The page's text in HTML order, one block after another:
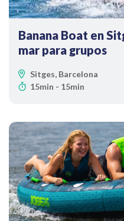
Banana Boat en
mar para grupos
Sitges, Barcelona
15min - 15min